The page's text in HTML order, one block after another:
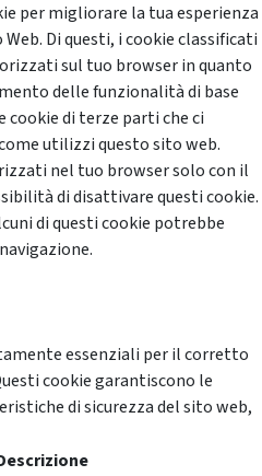
per migliorare la tua esperienza
Di questi, i cookie classificati
sul tuo browser in quanto
delle funzionalità di base
di terze parti che ci
utilizzi questo sito web.
nel tuo browser solo con il
di disattivare questi cookie.
di questi cookie potrebbe
essenziali per il corretto
cookie garantiscono le
di sicurezza del sito web,